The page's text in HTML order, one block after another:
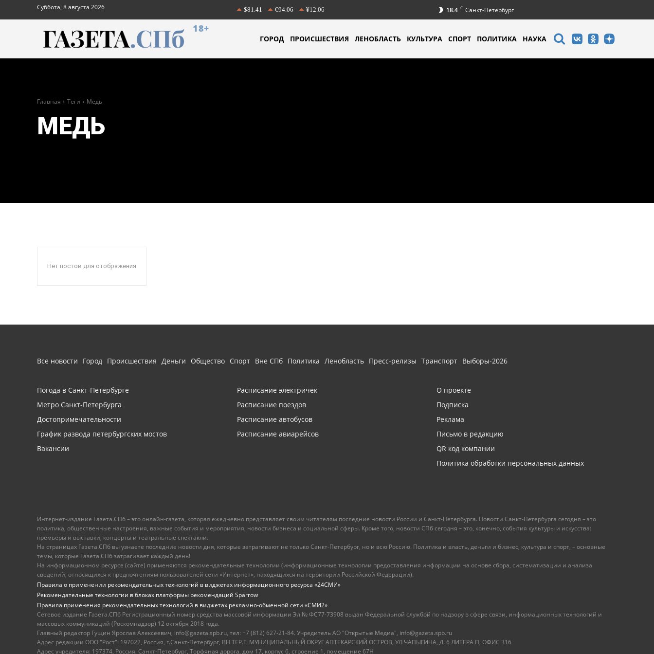
Суббота, 8 августа 2026 $81.41 €94.06 ¥12.06 18.4 C Санкт-Петербург
18+
ГОРОД ПРОИСШЕСТВИЯ ЛЕНОБЛАСТЬ КУЛЬТУРА СПОРТ ПОЛИТИКА НАУКА
Главная Теги Медь
МЕДЬ
Нет постов для отображения
Все новости Город Происшествия Деньги Общество Спорт Вне СПб Политика Ленобласть Пресс-релизы Транспорт Выборы-2026
Погода в Санкт-Петербурге
Метро Санкт-Петербурга
Достопримечательности
График развода петербургских мостов
Вакансии
Расписание электричек
Расписание поездов
Расписание автобусов
Расписание авиарейсов
О проекте
Подписка
Реклама
Письмо в редакцию
QR код компании
Политика обработки персональных данных
Интернет-издание Газета.СПб – это онлайн-газета, которая ежедневно представляет своим читателям последние новости России и Санкт-Петербурга. Новости Санкт-Петербурга сегодня – это
политика, общественные настроения, важные события и мероприятия, новости бизнеса и социальной сферы. Кроме того, новости СПб сегодня – это, конечно, события культуры и искусства:
премьеры и выставки, концерты и театральные спектакли.
На страницах Газета.СПб вы узнаете последние новости дня, которые затрагивают не только Санкт-Петербург, но и всю Россию. Политика и власть, деньги и бизнес, культура и спорт, – основные
темы, которые Газета.СПб затрагивает каждый день!
На информационном ресурсе (сайте) применяются рекомендательные технологии (информационные технологии предоставления информации на основе сбора, систематизации и анализа
сведений, относящихся к предпочтениям пользователей сети «Интернет», находящихся на территории Российской Федерации).
Правила о применении рекомендательных технологий в виджетах информационного ресурса «24СМИ»
Рекомендательные технологии в блоках платформы рекомендаций Sparrow
Правила применения рекомендательных технологий в виджетах рекламно-обменной сети «СМИ2»
Сетевое издание Газета.СПб Регистрационный номер средства массовой информации Эл № ФС77-73908 выдан Федеральной службой по надзору в сфере связи, информационных технологий и
массовых коммуникаций (Роскомнадзор) 12 октября 2018 года.
Главный редактор Гущин Ярослав Алексеевич, info@gazeta.spb.ru, тел: +7 (812) 627-21-84. Учредитель АО "Открытые Медиа", info@gazeta.spb.ru
Адрес редакции ООО "Рост": 197022, Россия, г.Санкт-Петербург, ВН.ТЕР.Г. МУНИЦИПАЛЬНЫЙ ОКРУГ АПТЕКАРСКИЙ ОСТРОВ, УЛ ЧАПЫГИНА, Д. 6 ЛИТЕРА П, ОФИС 316
Адрес учредителя: 197374, Россия, Санкт-Петербург, Торфяная дорога, дом 17, корпус 6, строение 1, помещение 67Н